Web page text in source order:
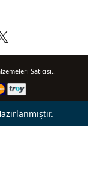
Satıcısı..